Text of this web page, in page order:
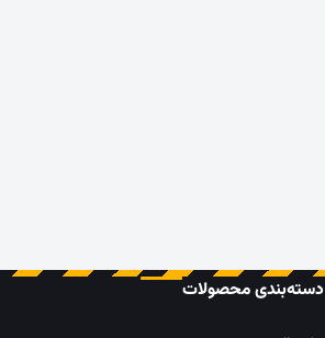
دسته‌بندی محصولات